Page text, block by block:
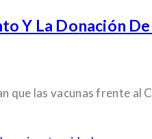
Y La Donación
que las vacunas frente